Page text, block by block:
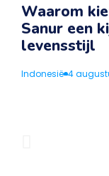
Waarom
Sanur een
levensstijl
Indonesië 4